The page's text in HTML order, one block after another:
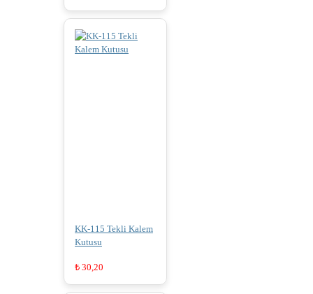
KK-115 Tekli Kalem
Kutusu
₺ 30,20